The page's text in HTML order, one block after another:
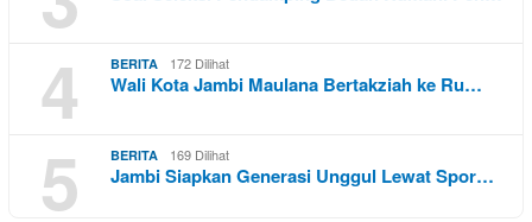
4 BERITA 172 Dilihat
Wali Kota Jambi Maulana Bertakziah ke Ru…
5 BERITA 169 Dilihat
Jambi Siapkan Generasi Unggul Lewat Spor…